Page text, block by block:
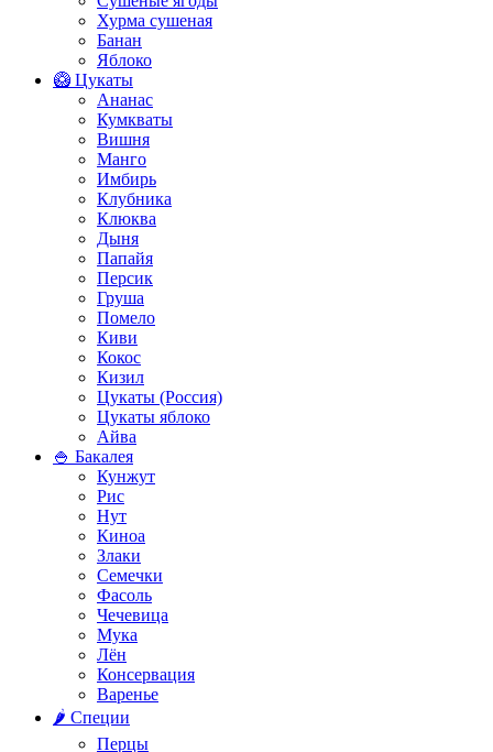
Хурма сушеная
Банан
Яблоко
🥝 Цукаты
Ананас
Кумкваты
Вишня
Манго
Имбирь
Клубника
Клюква
Дыня
Папайя
Персик
Груша
Помело
Киви
Кокос
Кизил
Цукаты (Россия)
Цукаты яблоко
Айва
🍚 Бакалея
Кунжут
Рис
Нут
Киноа
Злаки
Семечки
Фасоль
Чечевица
Мука
Лён
Консервация
Варенье
🌶️ Специи
Перцы